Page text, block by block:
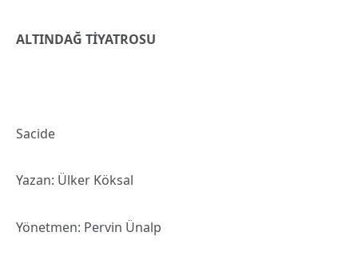
ALTINDAĞ TİYATROSU
Sacide
Yazan: Ülker Köksal
Yönetmen: Pervin Ünalp